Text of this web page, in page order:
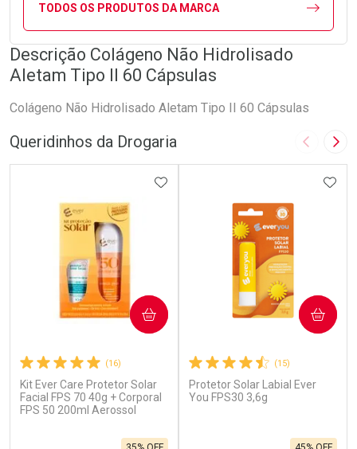
TODOS OS PRODUTOS DA MARCA
Descrição Colágeno Não Hidrolisado
Aletam Tipo II 60 Cápsulas
Colágeno Não Hidrolisado Aletam Tipo II 60 Cápsulas
Queridinhos da Drogaria Imagem
(16)
Kit Ever Care Protetor Solar
Facial FPS 70 40g + Corporal
FPS 50 200ml Aerossol
ADICIONAR AOS FAVORITOS
COMPRAR
(15)
Protetor Solar Labial Ever
You FPS30 3,6g
COMPRAR